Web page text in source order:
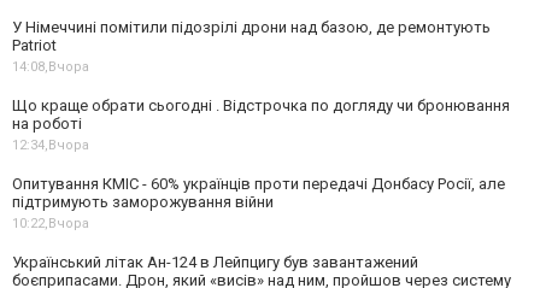
У Німеччині помітили підозрілі дрони над базою, де ремонтують
Patriot
14:08,Вчора
Що краще обрати сьогодні . Відстрочка по догляду чи бронювання
на роботі
12:34,Вчора
Опитування КМІС - 60% українців проти передачі Донбасу Росії, але
підтримують заморожування війни
10:22,Вчора
Український літак Ан-124 в Лейпцигу був завантажений
боєприпасами. Дрон, який «висів» над ним, пройшов через систему